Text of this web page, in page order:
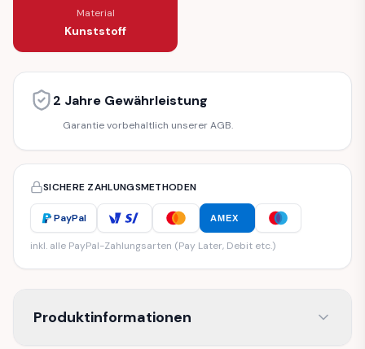
Material
Kunststoff
2 Jahre Gewährleistung
Garantie vorbehaltlich unserer AGB.
SICHERE ZAHLUNGSMETHODEN
PayPal AMEX
inkl. alle PayPal-Zahlungsarten (Pay Later, Debit etc.)
Produktinformationen